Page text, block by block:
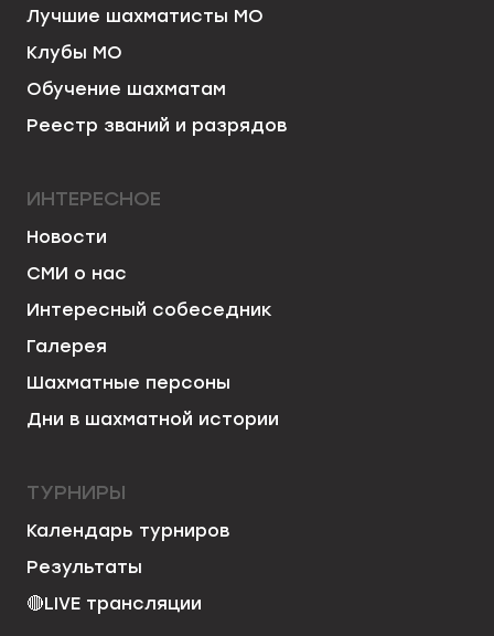
Лучшие шахматисты МО
Клубы МО
Обучение шахматам
Реестр званий и разрядов
ИНТЕРЕСНОЕ
Новости
СМИ о нас
Интересный собеседник
Галерея
Шахматные персоны
Дни в шахматной истории
ТУРНИРЫ
Календарь турниров
Результаты
🔴LIVE трансляции